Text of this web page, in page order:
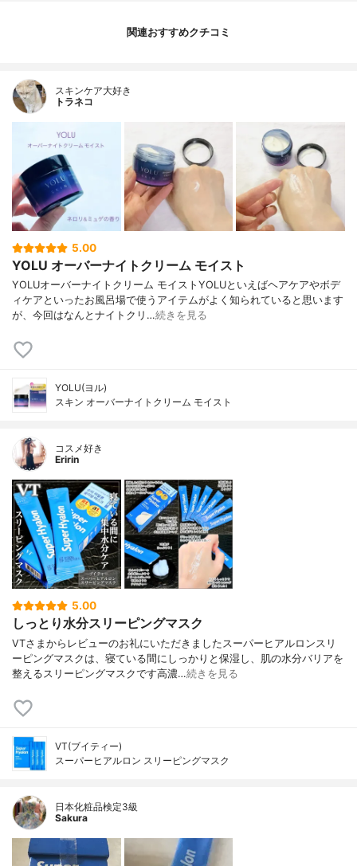
関連おすすめクチコミ
スキンケア大好き
トラネコ
5.00
YOLU オーバーナイトクリーム モイスト
YOLUオーバーナイトクリーム モイストYOLUといえばヘアケアやボデ
ィケアといったお風呂場で使うアイテムがよく知られていると思います
が、今回はなんとナイトクリ…続きを見る
YOLU(ヨル)
スキン オーバーナイトクリーム モイスト
コスメ好き
Eririn
5.00
しっとり水分スリーピングマスク
VTさまからレビューのお礼にいただきましたスーパーヒアルロンスリ
ーピングマスクは、寝ている間にしっかりと保湿し、肌の水分バリアを
整えるスリーピングマスクです高濃…続きを見る
VT(ブイティー)
スーパーヒアルロン スリーピングマスク
日本化粧品検定3級
Sakura